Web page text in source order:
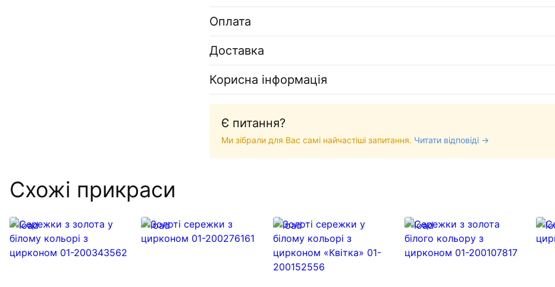
Оплата
Доставка
Корисна інформація
Є питання?
Ми зібрали для Вас самі найчастіші запитання. Читати відповіді →
Схожі прикраси